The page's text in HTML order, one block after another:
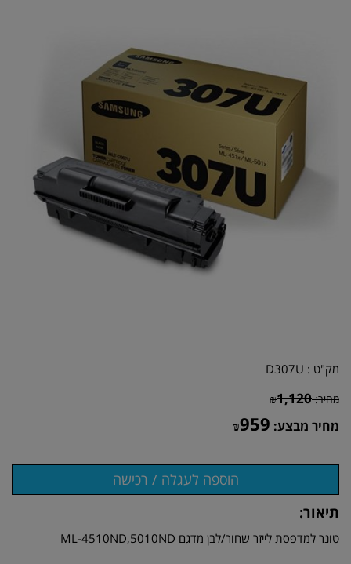
מק"ט : D307U
מחיר: ₪1,120
מחיר מבצע: ₪959
תיאור:
טונר למדפסת לייזר שחור/לבן מדגם ML-4510ND,5010ND